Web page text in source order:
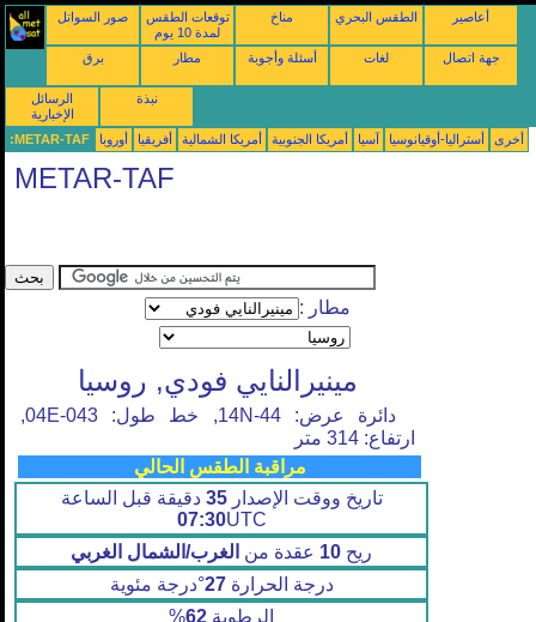
صور السواتل
توقعات الطقس
لمدة 10 يوم
مناخ الطقس البحري أعاصير
برق مطار أسئلة وأجوبة لغات جهة اتصال
الرسائل
الإخبارية
نبذة
METAR-TAF: أوروبا أفريقيا أمريكا الشمالية أمريكا الجنوبية آسيا أستراليا-أوقيانوسيا أخرى
METAR-TAF
مطار :
مينيرالنايي فودي, روسيا
دائرة عرض: 44-14N, خط طول: 043-04E,
ارتفاع: 314 متر
مراقبة الطقس الحالي
تاريخ ووقت الإصدار35 دقيقة قبل الساعة
07:30UTC
ريح 10 عقدة من الغرب/الشمال الغربي
درجة الحرارة27°درجة مئوية
الرطوبة 62
%